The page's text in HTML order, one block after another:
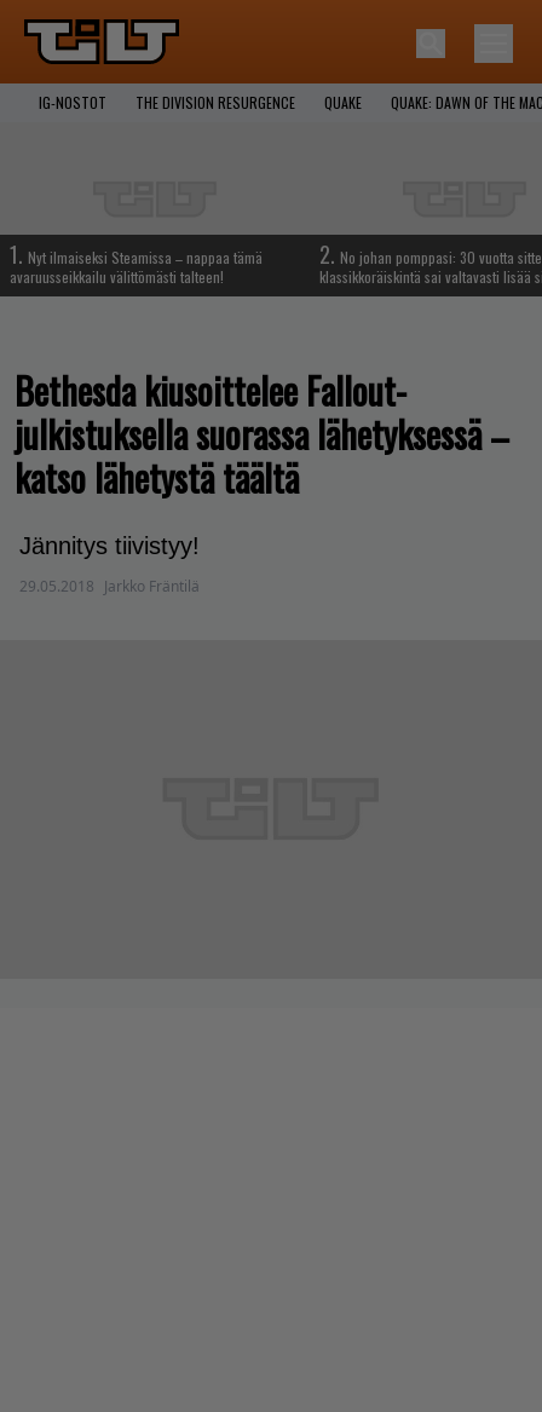
IG-NOSTOT THE DIVISION RESURGENCE QUAKE QUAKE: DAWN OF THE
1. Nyt ilmaiseksi Steamissa – nappaa tämä
avaruusseikkailu välittömästi talteen!
2. No johan pomppasi: 30 vuotta
klassikkoräiskintä sai valtavasti lisää
Bethesda kiusoittelee Fallout-
julkistuksella suorassa lähetyksessä –
katso lähetystä täältä
Jännitys tiivistyy!
29.05.2018 Jarkko Fräntilä